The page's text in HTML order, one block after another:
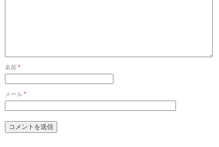
名前 *
メール *